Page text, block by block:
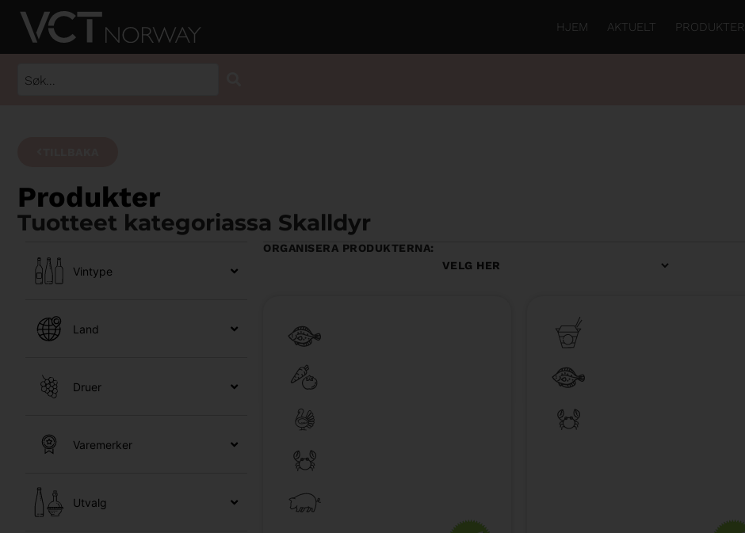
HJEM AKTUELT PRODUKTER
Produkter
Tuotteet kategoriassa Skalldyr
Vintype
Land
Druer
Varemerker
Utvalg
ORGANISERA PRODUKTERNA: